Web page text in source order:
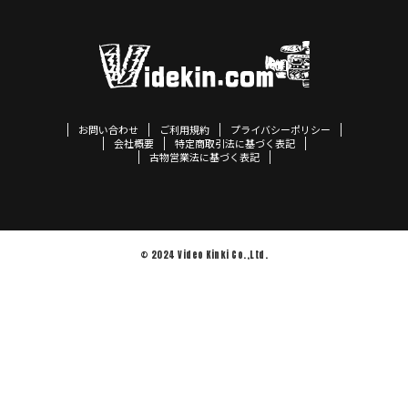
お問い合わせ ご利用規約
プライバシーポリシー
会社概要
特定商取引法に基づく表記
古物営業法に基づく表記
© 2024 Video Kinki Co.,Ltd.